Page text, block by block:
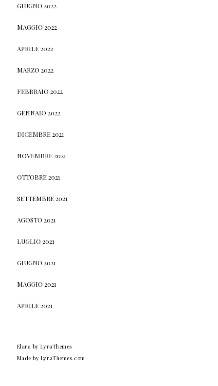
GIUGNO 2022
MAGGIO 2022
APRILE 2022
MARZO 2022
FEBBRAIO 2022
GENNAIO 2022
DICEMBRE 2021
NOVEMBRE 2021
OTTOBRE 2021
SETTEMBRE 2021
AGOSTO 2021
LUGLIO 2021
GIUGNO 2021
MAGGIO 2021
APRILE 2021
Elara by LyraThemes
Made by LyraThemes.com